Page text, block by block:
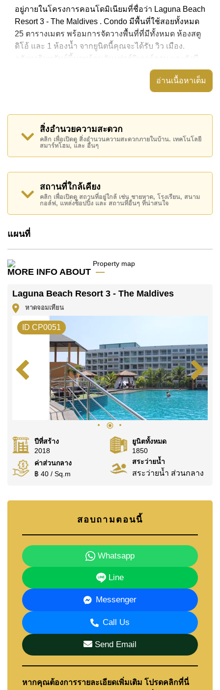
อยู่ภายในโครงการคอนโดมิเนียมที่ชื่อว่า Laguna Beach
Resort 3 - The Maldives . Condo มีพื้นที่ใช้สอยทั้งหมด
25 ตารางเมตร พร้อมการจัดวางพื้นที่ที่มีทั้งหมด ห้องสตู
ดิโอ้ และ 1 ห้องน้ำ จากยูนิตนี้คุณจะได้รับ วิว เมือง.
อสังหาริมทรัพย์นี้มาพร้อมกับ เฟอร์นิเจอร์ครบ และยังมี
สิ่งอำนวยความสะดวก ได้แก่ มีระเบียง, เครื่องปรับ
Laguna Beach Resort 3 - The Maldives มีสิ่งอำนวย
ความสะดวกส่วนกลาง ได้แก่ สไลเดอร์, ฟิสเนส, ห้อง
เกมส์, ซาวน่าหรือห้องอบไอน้ำ
สถานที่สำคัญใกล้ Laguna Beach Resort 3 - The
Maldives ได้แก่: เดินทางไปชายหาดได้ง่าย, ไกล้เคียงรถ
ประจำทาง , พัทยาปาร์ค, อันเดอร์วอเตอร์ เวิลด์ , ,
รพ.กรุงเทพจอมเทียน
อสังหาริมทรัพย์นี้มีไว้สำหรับขายในราคา ฿ 1,490,000
บาท คิดเป็น ฿ 59,600 บาทต่อตารางเมตร และยังมีให้เช่า
ในราคา ฿ 11,000 บาท
โฆษณาเป็นราคาสำหรับสัญญาเช่า 1 ปี และต้องวางเงิน
โฉนดที่ดินของอสังหาริมทรัพย์นี้อยู่ภายใต้กรรมสิทธิ์ ชื่อ
ต่างชาติ โดยมี ค่าโอนคนละครึ่ง
ค้นพบโอกาสในการทำให้ที่อยู่อาศัยนี้เป็นบ้านในฝันของ
ติดต่อ Cornerstone Real Estate โทร +6638411250
หรือ อีเมลinfo@cornerstone.co.th
WhatsApp ของสำนักงาน:+66807945904และ LINE:
@cornerstonepattaya
อ่านเนื้อหาเต็ม
สิ่งอำนวยความสะดวก
คลิก เพื่อเปิดดู สิ่งอำนวนความสะดวกภายในบ้าน. เทคโนโลยี
สมาร์ทโฮม, และ อื่นๆ
สถานที่ใกล้เคียง
คลิก เพื่อเปิดดู สถานที่อยู่ใกล้ เช่น ชายหาด, โรงเรียน, สนาม
กอล์ฟ, แหล่งช็อปปิ้ง และ สถานที่อื่นๆ ที่น่าสนใจ
แผนที่
MORE INFO ABOUT
Laguna Beach Resort 3 - The Maldives
หาดจอมเทียน
ID CP0051
ปีที่สร้าง
2018
ยูนิตทั้งหมด
1850
ค่าส่วนกลาง
฿ 40 / Sq.m
สระว่ายน้ำ
สระว่ายน้ำ ส่วนกลาง
สอบถามตอนนี้
Whatsapp
Line
Messenger
Call Us
Send Email
หากคุณต้องการรายละเอียดเพิ่มเติม โปรดคลิกที่นี่